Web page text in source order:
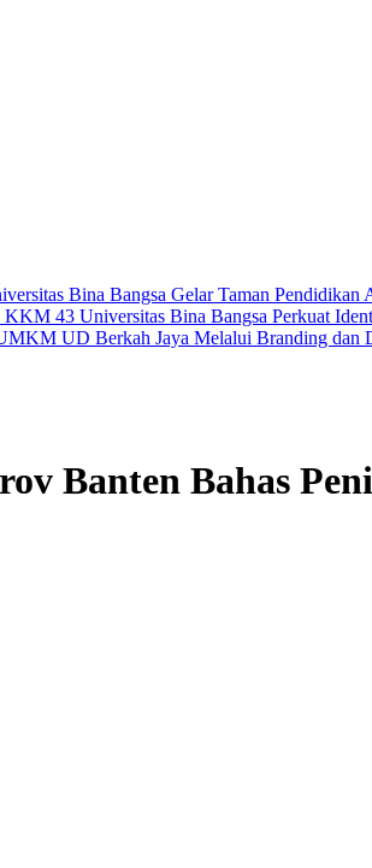
Bina Bangsa Gelar Taman Pendidikan
KKM 43 Universitas Bina Bangsa Perkuat
UD Berkah Jaya Melalui Branding dan
Banten Bahas